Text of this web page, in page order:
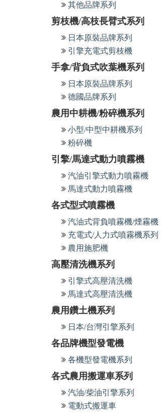
其他品牌系列
剪枝機/高枝長臂式系列
日本原裝品牌系列
引擎充電式剪枝機
手拿/背負式吹葉機系列
日本原裝品牌系列
德國品牌系列
農用中耕機/粉碎機系列
小型/中型中耕機系列
粉碎機
引擎/馬達式動力噴霧機
汽油引擎式動力噴霧機
馬達式動力噴霧機
各式型式噴霧機
汽油式背負噴霧機/煙霧機
充電式/人力式噴霧機系列
農用施肥機
高壓清洗機系列
引擎式高壓清洗機
馬達式高壓清洗機
農用鑽土機系列
日本/台灣引擎系列
各品牌機型發電機
各機型發電機系列
各式農用搬運車系列
汽油/柴油引擎系列
電動式搬運車